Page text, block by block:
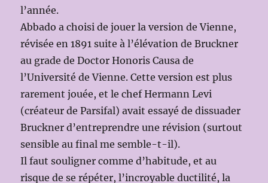
l’année.
Abbado a choisi de jouer la version de Vienne,
révisée en 1891 suite à l’élévation de Bruckner
au grade de Doctor Honoris Causa de
l’Université de Vienne. Cette version est plus
rarement jouée, et le chef Hermann Levi
(créateur de Parsifal) avait essayé de dissuader
Bruckner d’entreprendre une révision (surtout
sensible au final me semble-t-il).
Il faut souligner comme d’habitude, et au
risque de se répéter, l’incroyable ductilité, la